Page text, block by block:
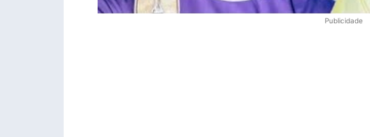
Publicidade